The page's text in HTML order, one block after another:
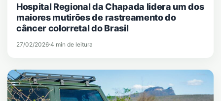
Hospital Regional da Chapada lidera um dos
maiores mutirões de rastreamento do
câncer colorretal do Brasil
27/02/2026 4 min de leitura